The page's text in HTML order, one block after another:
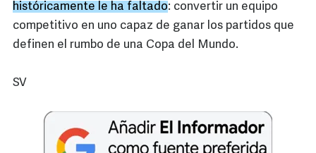
históricamente le ha faltado: convertir un equipo
competitivo en uno capaz de ganar los partidos que
definen el rumbo de una Copa del Mundo.
SV